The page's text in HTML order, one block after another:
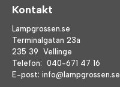
Kontakt
Lampgrossen.se
Terminalgatan 23a
235 39 Vellinge
Telefon: 040-671 47 16
E-post: info@lampgrossen.se